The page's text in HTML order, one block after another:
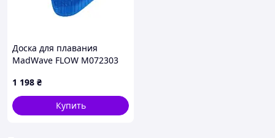
Доска для плавания
MadWave FLOW M072303
1 198 ₴
Купить